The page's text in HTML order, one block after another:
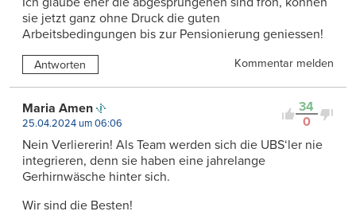
sie jetzt ganz ohne Druck die guten
Arbeitsbedingungen bis zur Pensionierung geniessen!
Antworten Kommentar melden
34
0
Maria Amen
25.04.2024 um 06:06
Nein Verliererin! Als Team werden sich die UBS‘ler nie
integrieren, denn sie haben eine jahrelange
Gerhirnwäsche hinter sich.
Wir sind die Besten!